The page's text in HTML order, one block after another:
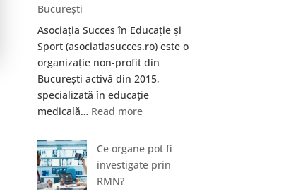
București
Asociația Succes în Educație și
Sport (asociatiasucces.ro) este o
organizație non-profit din
București activă din 2015,
specializată în educație
medicală… Read more:
Succes
în
Educație
Ce organe pot fi
investigate prin
RMN?